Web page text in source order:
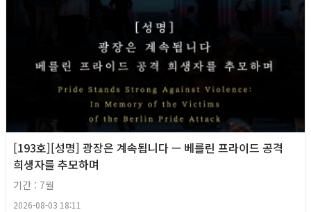
[193호][성명] 광장은 계속됩니다 — 베를린 프라이드 공격
희생자를 추모하며
기간 : 7월
2026-08-03 18:11